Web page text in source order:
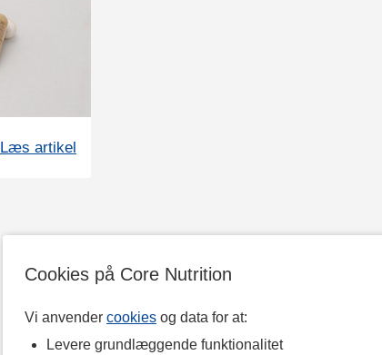
Cookies på Core Nutrition
Vi anvender cookies og data for at:
Levere grundlæggende funktionalitet
Læs artikel